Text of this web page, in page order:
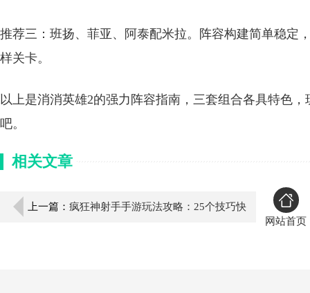
推荐三：班扬、菲亚、阿泰配米拉。阵容构建简单稳定
样关卡。
以上是消消英雄2的强力阵容指南，三套组合各具特色
吧。
相关文章
上一篇： 疯狂神射手手游玩法攻略：25个技巧快
网站首页